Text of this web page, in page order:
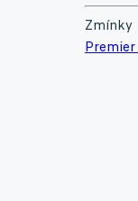
Zmínky
Premier